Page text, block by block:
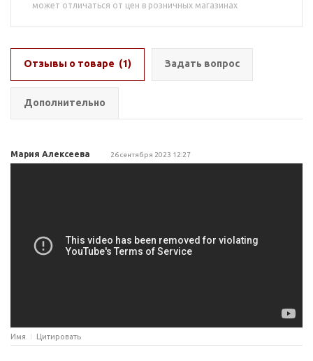
может отличаться от цен в розничных магазинах
Отзывы о товаре (1) Задать вопрос
Дополнительно
Мария Алексеева 26 сентября 2023 12:27
Имя Цитировать